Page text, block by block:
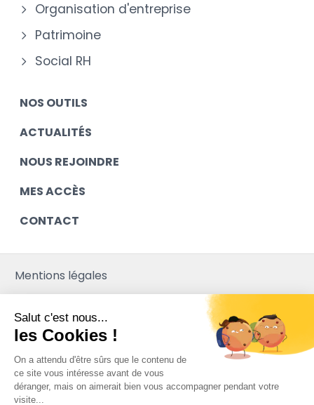
Organisation d'entreprise
Patrimoine
Social RH
NOS OUTILS
ACTUALITÉS
NOUS REJOINDRE
MES ACCÈS
CONTACT
Mentions légales
Plan du site
Salut c'est nous...
les Cookies !
On a attendu d'être sûrs que le contenu de
ce site vous intéresse avant de vous
déranger, mais on aimerait bien vous accompagner pendant votre
visite...